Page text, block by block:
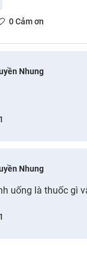
0Cảm ơn
Nhung
Nhung
uống là thuốc gì